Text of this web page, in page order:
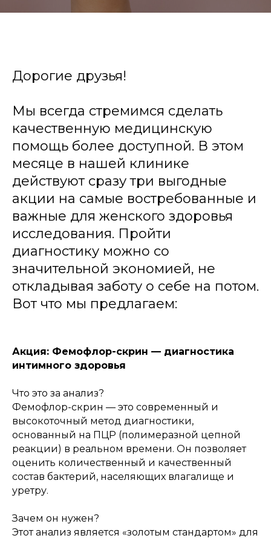
Дорогие друзья!
Мы всегда стремимся сделать
качественную медицинскую
помощь более доступной. В этом
месяце в нашей клинике
действуют сразу три выгодные
акции на самые востребованные и
важные для женского здоровья
исследования. Пройти
диагностику можно со
значительной экономией, не
откладывая заботу о себе на потом.
Вот что мы предлагаем:
Акция: Фемофлор-скрин — диагностика
интимного здоровья
Что это за анализ?
Фемофлор-скрин — это современный и
высокоточный метод диагностики,
основанный на ПЦР (полимеразной цепной
реакции) в реальном времени. Он позволяет
оценить количественный и качественный
состав бактерий, населяющих влагалище и
уретру.
Зачем он нужен?
Этот анализ является «золотым стандартом» для